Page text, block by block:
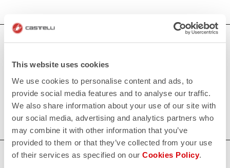
This website uses cookies
We use cookies to personalise content and ads, to
provide social media features and to analyse our traffic.
We also share information about your use of our site with
our social media, advertising and analytics partners who
may combine it with other information that you’ve
provided to them or that they’ve collected from your use
of their services as specified on our Cookies Policy.
maximal grâce au rembourrage KISS Tri et un excellent
soutien musculaire, combinés à une excellente coupe et
une aérodynamique remarquable.
AVEZ-VOUS BESOIN D'AIDE ?